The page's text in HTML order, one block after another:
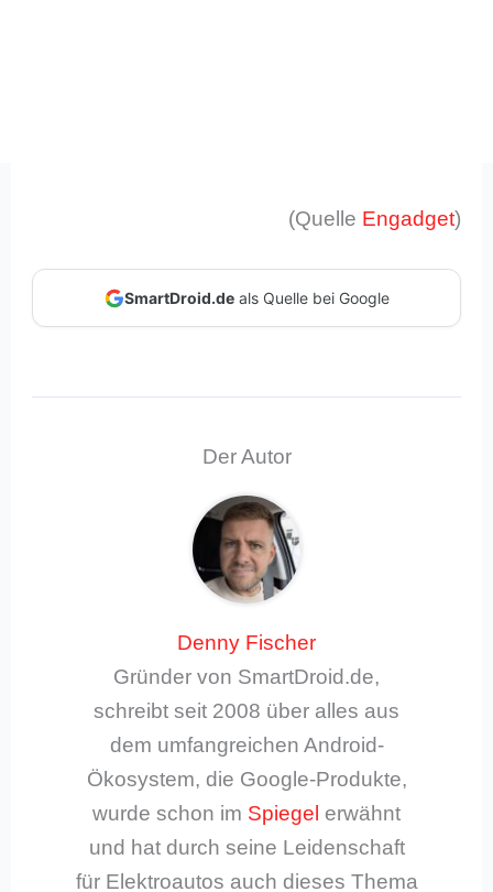
(Quelle Engadget)
SmartDroid.deals Quelle bei Google
Der Autor
Denny Fischer
Gründer von SmartDroid.de,
schreibt seit 2008 über alles aus
dem umfangreichen Android-
Ökosystem, die Google-Produkte,
wurde schon im Spiegel erwähnt
und hat durch seine Leidenschaft
für Elektroautos auch dieses Thema